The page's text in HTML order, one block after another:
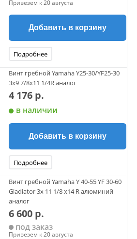
Привезем к 20 августа
Добавить в корзину
Подробнее
Винт гребной Yamaha Y25-30/YF25-30
3х9 7/8х11 1/4R аналог
4 176 р.
в наличии
Добавить в корзину
Подробнее
Винт гребной Yamaha Y 40-55 YF 30-60
Gladiator 3х 11 1/8 х14 R алюминий
аналог
6 600 р.
под заказ
Привезем к 20 августа